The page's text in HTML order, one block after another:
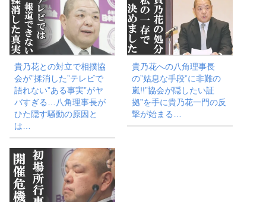
貴乃花との対立で相撲協
会が”揉消した”テレビで
語れない”ある事実”がヤ
バすぎる…八角理事長が
ひた隠す騒動の原因と
は…
貴乃花への八角理事長
の”姑息な手段”に非難の
嵐!!”協会が隠したい証
拠”を手に貴乃花一門の反
撃が始まる…